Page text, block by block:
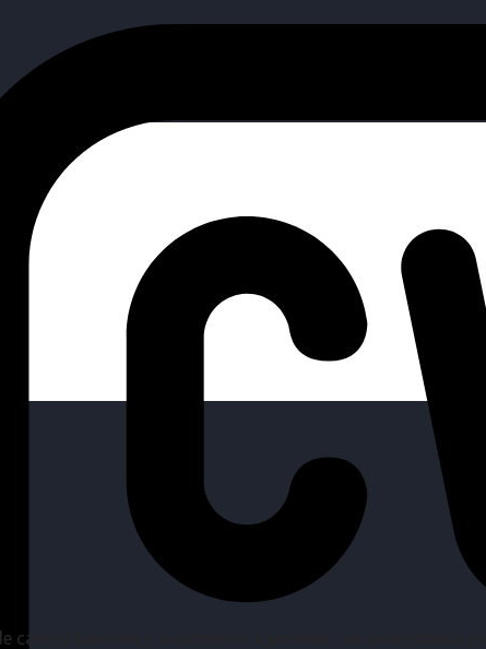
capital humano y acompañar a personas en la búsqueda